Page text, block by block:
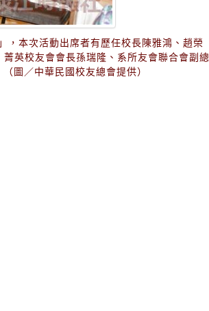
，本次活動出席者有歷任校長陳雅鴻、趙榮
英校友會會長孫瑞隆、系所友會聯合會副總
圖／中華民國校友總會提供）